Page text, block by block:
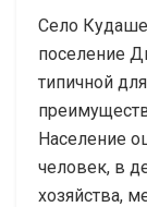
Село
поселение
типичной
Население
человек, в
хозяйства,